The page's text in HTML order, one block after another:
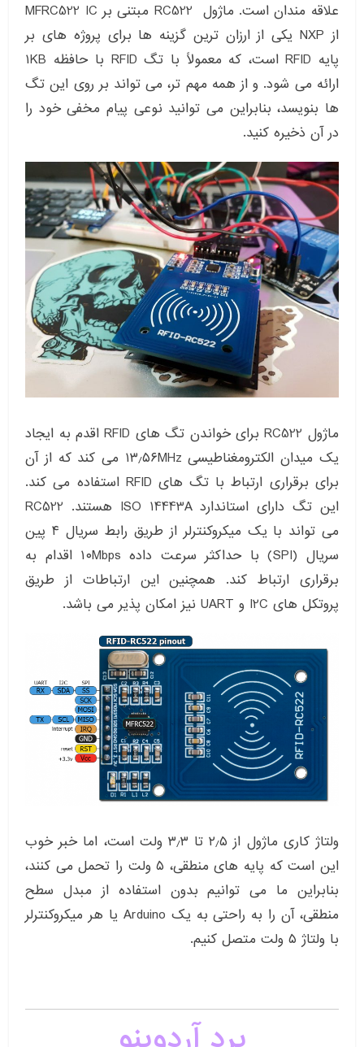
علاقه مندان است. ماژول RC522 مبتنی بر MFRC522 IC
از NXP یکی از ارزان ترین گزینه ها برای پروژه های بر
پایه RFID است، که معمولاً با تگ RFID با حافظه ۱KB
ارائه می شود. و از همه مهم تر، می تواند بر روی این تگ
ها بنویسد، بنابراین می توانید نوعی پیام مخفی خود را
در آن ذخیره کنید.
ماژول RC522 برای خواندن تگ های RFID اقدم به ایجاد
یک میدان الکترومغناطیسی ۱۳٫۵۶MHz می کند که از آن
برای برقراری ارتباط با تگ های RFID استفاده می کند.
این تگ دارای استاندارد ISO 14443A هستند. RC522
می تواند با یک میکروکنترلر از طریق رابط سریال ۴ پین
سریال (SPI) با حداکثر سرعت داده ۱۰Mbps اقدام به
برقراری ارتباط کند. همچنین این ارتباطات از طریق
پروتکل های I2C و UART نیز امکان پذیر می باشد.
ولتاژ کاری ماژول از ۲٫۵ تا ۳٫۳ ولت است، اما خبر خوب
این است که پایه های منطقی، ۵ ولت را تحمل می کنند،
بنابراین ما می توانیم بدون استفاده از مبدل سطح
منطقی، آن را به راحتی به یک Arduino یا هر میکروکنترلر
با ولتاژ ۵ ولت متصل کنیم.